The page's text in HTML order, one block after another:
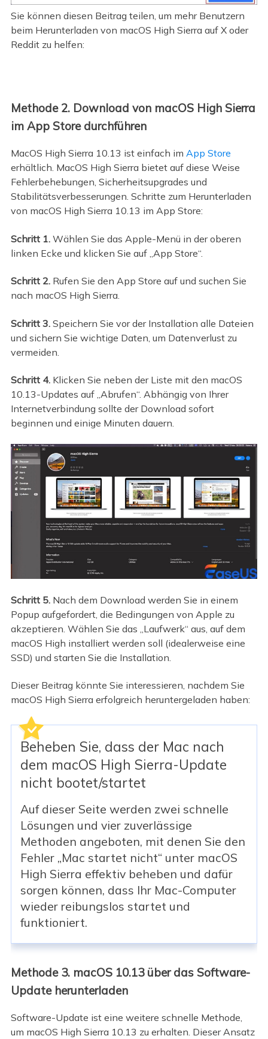
Sie können diesen Beitrag teilen, um mehr Benutzern
beim Herunterladen von macOS High Sierra auf X oder
Reddit zu helfen:
Methode 2. Download von macOS High Sierra
im App Store durchführen
MacOS High Sierra 10.13 ist einfach im App Store
erhältlich. MacOS High Sierra bietet auf diese Weise
Fehlerbehebungen, Sicherheitsupgrades und
Stabilitätsverbesserungen. Schritte zum Herunterladen
von macOS High Sierra 10.13 im App Store:
Schritt 1.Wählen Sie das Apple-Menü in der oberen
linken Ecke und klicken Sie auf „App Store“.
Schritt 2.Rufen Sie den App Store auf und suchen Sie
nach macOS High Sierra.
Schritt 3.Speichern Sie vor der Installation alle Dateien
und sichern Sie wichtige Daten, um Datenverlust zu
vermeiden.
Schritt 4.Klicken Sie neben der Liste mit den macOS
10.13-Updates auf „Abrufen“. Abhängig von Ihrer
Internetverbindung sollte der Download sofort
beginnen und einige Minuten dauern.
Schritt 5.Nach dem Download werden Sie in einem
Popup aufgefordert, die Bedingungen von Apple zu
akzeptieren. Wählen Sie das „Laufwerk“ aus, auf dem
macOS High installiert werden soll (idealerweise eine
SSD) und starten Sie die Installation.
Dieser Beitrag könnte Sie interessieren, nachdem Sie
macOS High Sierra erfolgreich heruntergeladen haben:
Beheben Sie, dass der Mac nach
dem macOS High Sierra-Update
nicht bootet/startet
Auf dieser Seite werden zwei schnelle
Lösungen und vier zuverlässige
Methoden angeboten, mit denen Sie den
Fehler „Mac startet nicht“ unter macOS
High Sierra effektiv beheben und dafür
sorgen können, dass Ihr Mac-Computer
wieder reibungslos startet und
funktioniert.
Methode 3. macOS 10.13 über das Software-
Update herunterladen
Software-Update ist eine weitere schnelle Methode,
um macOS High Sierra 10.13 zu erhalten. Dieser Ansatz